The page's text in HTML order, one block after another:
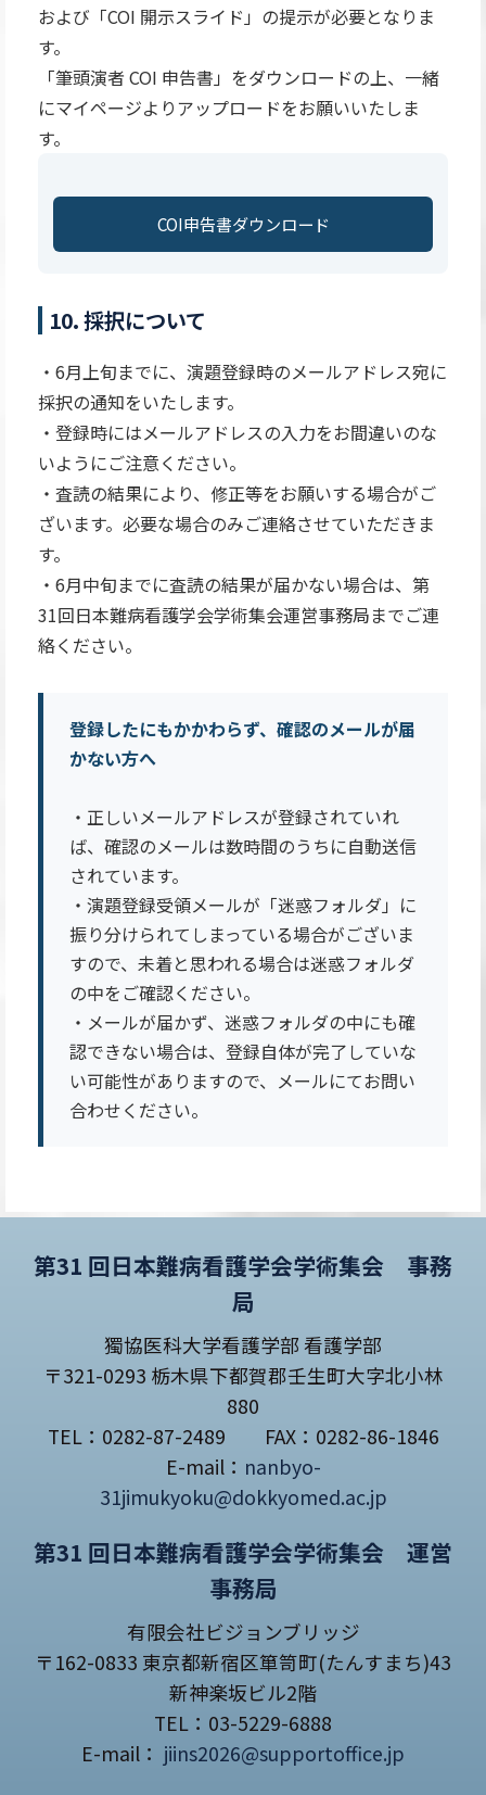
および「COI 開示スライド」の提示が必要となりま
す。
「筆頭演者 COI 申告書」をダウンロードの上、一緒
にマイページよりアップロードをお願いいたしま
す。
COI申告書ダウンロード
10. 採択について
・6月上旬までに、演題登録時のメールアドレス宛に
採択の通知をいたします。
・登録時にはメールアドレスの入力をお間違いのな
いようにご注意ください。
・査読の結果により、修正等をお願いする場合がご
ざいます。必要な場合のみご連絡させていただきま
す。
・6月中旬までに査読の結果が届かない場合は、第
31回日本難病看護学会学術集会運営事務局までご連
絡ください。
登録したにもかかわらず、確認のメールが届
かない方へ
・正しいメールアドレスが登録されていれ
ば、確認のメールは数時間のうちに自動送信
されています。
・演題登録受領メールが「迷惑フォルダ」に
振り分けられてしまっている場合がございま
すので、未着と思われる場合は迷惑フォルダ
の中をご確認ください。
・メールが届かず、迷惑フォルダの中にも確
認できない場合は、登録自体が完了していな
い可能性がありますので、メールにてお問い
合わせください。
第31 回日本難病看護学会学術集会 事務
局
獨協医科大学看護学部 看護学部
〒321-0293 栃木県下都賀郡壬生町大字北小林
880
TEL：0282-87-2489 FAX：0282-86-1846
E-mail： nanbyo-
31jimukyoku@dokkyomed.ac.jp
第31 回日本難病看護学会学術集会 運営
事務局
有限会社ビジョンブリッジ
〒162-0833 東京都新宿区箪笥町(たんすまち)43
新神楽坂ビル2階
TEL：03-5229-6888
E-mail： jiins2026@supportoffice.jp